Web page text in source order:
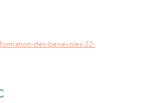
des-benevoles-22-